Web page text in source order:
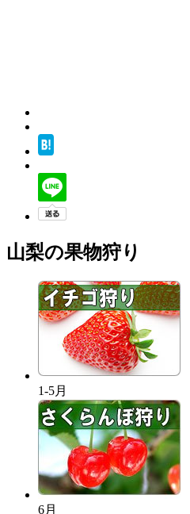
山梨の果物狩り
1-5月
6月